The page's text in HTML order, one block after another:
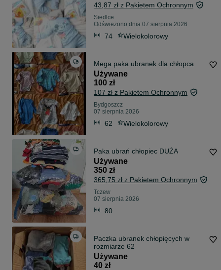
43,87 zł z Pakietem Ochronnym
Siedlce
Odświeżono dnia 07 sierpnia 2026
74 Wielokolorowy
Mega paka ubranek dla chłopca
Używane
100 zł
107 zł z Pakietem Ochronnym
Bydgoszcz
07 sierpnia 2026
62 Wielokolorowy
Paka ubrań chłopiec DUŻA
Używane
350 zł
365,75 zł z Pakietem Ochronnym
Tczew
07 sierpnia 2026
80
Paczka ubranek chłopięcych w
rozmiarze 62
Używane
40 zł